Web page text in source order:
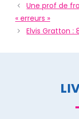
Une prof de
« erreurs »
Elvis Gratton